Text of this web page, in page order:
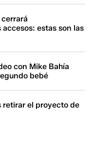
estas son las
con Mike Bahía
bebé
retirar el proyecto de